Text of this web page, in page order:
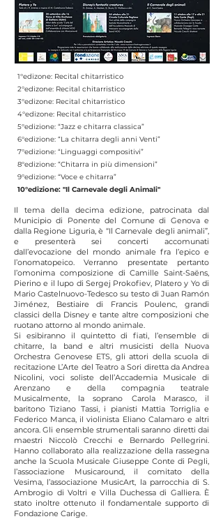
1°edizone: Recital chitarristico
2°edizone: Recital chitarristico
3°edizone: Recital chitarristico
4°edizone: Recital chitarristico
5°edizione: “Jazz e chitarra classica”
6°edizione: “La chitarra degli anni Venti”
7°edizione: “Linguaggi compositivi”
8°edizione: “Chitarra in più dimensioni”
9°edizione: “Voce e chitarra”
10°edizione: "Il Carnevale degli Animali"
Il tema della decima edizione, patrocinata dal
Municipio di Ponente del Comune di Genova e
dalla Regione Liguria, è “Il Carnevale degli animali”,
e presenterà sei concerti accomunati
dall’evocazione del mondo animale fra l’epico e
l’onomatopeico. Verranno presentate pertanto
l’omonima composizione di Camille Saint-Saëns,
Pierino e il lupo di Sergej Prokofiev, Platero y Yo di
Mario Castelnuovo-Tedesco su testo di Juan Ramón
Jiménez, Bestiaire di Francis Poulenc, grandi
classici della Disney e tante altre composizioni che
ruotano attorno al mondo animale.
Si esibiranno il quintetto di fiati, l’ensemble di
chitarre, la band e altri musicisti della Nuova
Orchestra Genovese ETS, gli attori della scuola di
recitazione L’Arte del Teatro a Sori diretta da Andrea
Nicolini, voci soliste dell’Accademia Musicale di
Arenzano e della compagnia teatrale
Musicalmente, la soprano Carola Marasco, il
baritono Tiziano Tassi, i pianisti Mattia Torriglia e
Federico Manca, il violinista Eliano Calamaro e altri
ancora. Gli ensemble strumentali saranno diretti dai
maestri Niccolò Crecchi e Bernardo Pellegrini.
Hanno collaborato alla realizzazione della rassegna
anche la Scuola Musicale Giuseppe Conte di Pegli,
l’associazione Musicaround, il comitato della
Vesima, l’associazione MusicArt, la parrocchia di S.
Ambrogio di Voltri e Villa Duchessa di Galliera. È
stato inoltre ottenuto il fondamentale supporto di
Fondazione Carige.